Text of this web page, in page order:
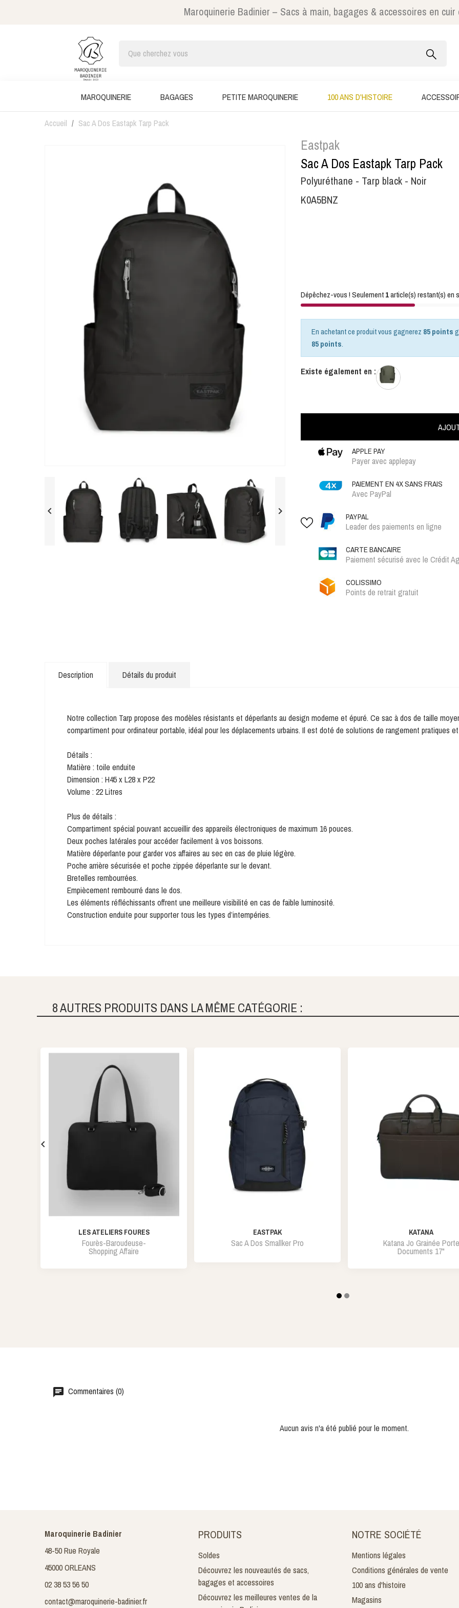
Maroquinerie Badinier – Sacs à main, bagages & accessoires en cuir
MAROQUINERIE BAGAGES PETITE MAROQUINERIE 100 ANS D'HISTOIRE
Accueil Sac A Dos Eastapk Tarp Pack
 
Eastpak
Sac A Dos Eastapk Tarp Pack
Polyuréthane - Tarp black - Noir
K0A5BNZ
Dépêchez-vous ! Seulement1article(s) restant(s) en
En achetant ce produit vous gagnerez 85 points
85 points.
Existe également en :
APPLE PAY
Payer avec applepay
PAIEMENT EN 4X SANS FRAIS
Avec PayPal
PAYPAL
Leader des paiements en ligne
CARTE BANCAIRE
Paiement sécurisé avec le Crédit
COLISSIMO
Points de retrait gratuit
Description Détails du produit
Notre collection Tarp propose des modèles résistants et déperlants au design moderne et épuré. Ce sac à dos de taille
compartiment pour ordinateur portable, idéal pour les déplacements urbains. Il est doté de solutions de rangement pratiques
Détails :
Matière : toile enduite
Dimension : H45 x L28 x P22
Volume : 22 Litres
Plus de détails :
Compartiment spécial pouvant accueillir des appareils électroniques de maximum 16 pouces.
Deux poches latérales pour accéder facilement à vos boissons.
Matière déperlante pour garder vos affaires au sec en cas de pluie légère.
Poche arrière sécurisée et poche zippée déperlante sur le devant.
Bretelles rembourrées.
Empiècement rembourré dans le dos.
Les éléments réfléchissants offrent une meilleure visibilité en cas de faible luminosité.
Construction enduite pour supporter tous les types d’intempéries.
8 AUTRES PRODUITS DANS LA MÊME CATÉGORIE :
LES ATELIERS FOURES
Fourès-Baroudeuse-
Shopping Affaire
EASTPAK
Sac A Dos Smallker Pro
KATANA
Katana Jo Grainée Porte
Documents 17"

Commentaires (0)
Aucun avis n'a été publié pour le moment.
Maroquinerie Badinier
48-50 Rue Royale
45000 ORLEANS
02 38 53 56 50
contact@maroquinerie-badinier.fr
PRODUITS
Soldes
Découvrez les nouveautés de sacs,
bagages et accessoires
Découvrez les meilleures ventes de la
NOTRE SOCIÉTÉ
Mentions légales
Conditions générales de vente
100 ans d'histoire
Magasins